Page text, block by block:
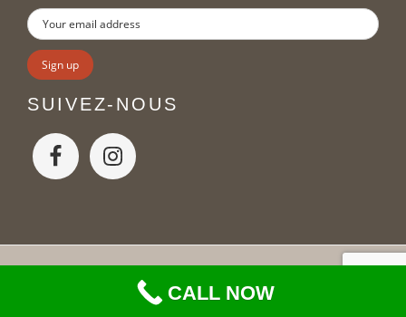
SUIVEZ-NOUS
Copyright Moveo © 2026
CALL NOW